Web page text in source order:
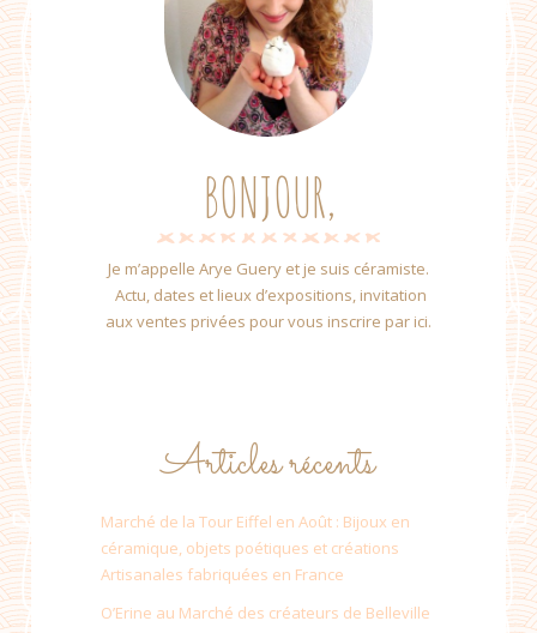
BONJOUR,
Je m’appelle Arye Guery et je suis céramiste.
Actu, dates et lieux d’expositions, invitation
aux ventes privées pour vous inscrire par ici.
Articles récents
Marché de la Tour Eiffel en Août : Bijoux en
céramique, objets poétiques et créations
Artisanales fabriquées en France
O’Erine au Marché des créateurs de Belleville